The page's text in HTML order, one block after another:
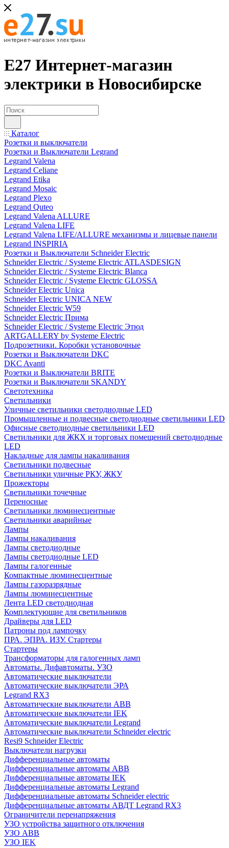
Е27 Интернет-магазин
электрики в Новосибирске
Каталог
Розетки и выключатели
Розетки и Выключатели Legrand
Legrand Valena
Legrand Celiane
Legrand Etika
Legrand Mosaic
Legrand Plexo
Legrand Quteo
Legrand Valena ALLURE
Legrand Valena LIFE
Legrand Valena LIFE/ALLURE механизмы и лицевые панели
Legrand INSPIRIA
Розетки и Выключатели Schneider Electric
Schneider Electric / Systeme Electric ATLASDESIGN
Schneider Electric / Systeme Electric Blanca
Schneider Electric / Systeme Electric GLOSSA
Schneider Electric Unica
Schneider Electric UNICA NEW
Schneider Electric W59
Schneider Electric Прима
Schneider Electric / Systeme Electric Этюд
ARTGALLERY by Systeme Electric
Подрозетники. Коробки установочные
Розетки и Выключатели DKC
DKC Avanti
Розетки и Выключатели BRITE
Розетки и Выключатели SKANDY
Светотехника
Светильники
Уличные светильники светодиодные LED
Промышленные и подвесные светодиодные светильники LED
Офисные светодиодные светильники LED
Светильники для ЖКХ и торговых помещений светодиодные
LED
Накладные для лампы накаливания
Светильники подвесные
Светильники уличные РКУ, ЖКУ
Прожекторы
Cветильники точечные
Переносные
Светильники люминесцентные
Светильники аварийные
Лампы
Лампы накаливания
Лампы светодиодные
Лампы светодиодные LED
Лампы галогенные
Компактные люминесцентные
Лампы газоразрядные
Лампы люминесцентные
Лента LED светодиодная
Комплектующие для светильников
Драйверы для LED
Патроны под лампочку
ПРА. ЭПРА. ИЗУ. Стартеры
Стартеры
Трансформаторы для галогенных ламп
Автоматы. Дифавтоматы. УЗО
Автоматические выключатели
Автоматические выключатели ЭРА
Legrand RX3
Автоматические выключатели ABB
Автоматические выключатели IEK
Автоматические выключатели Legrand
Автоматические выключатели Schneider electric
Resi9 Schneider Electric
Выключатели нагрузки
Дифференциальные автоматы
Дифференциальные автоматы ABB
Дифференциальные автоматы IEK
Дифференциальные автоматы Legrand
Дифференциальные автоматы Schneider electric
Дифференциальные автоматы АВДТ Legrand RX3
Ограничители перенапряжения
УЗО устройства защитного отключения
УЗО ABB
УЗО IEK